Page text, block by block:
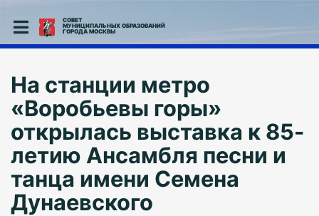
СОВЕТ
МУНИЦИПАЛЬНЫХ ОБРАЗОВАНИЙ
ГОРОДА МОСКВЫ
На станции метро
«Воробьевы горы»
открылась выставка к 85-
летию Ансамбля песни и
танца имени Семена
Дунаевского